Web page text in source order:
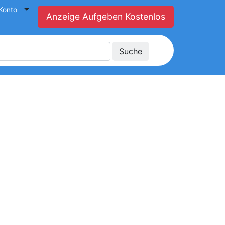
Anzeige Aufgeben Kostenlos
Suche